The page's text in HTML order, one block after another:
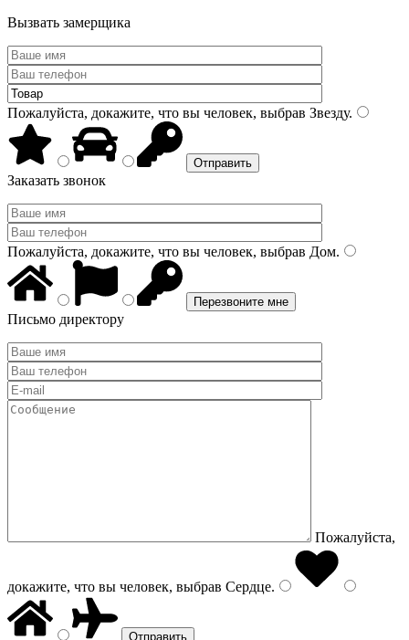
Вызвать замерщика
Пожалуйста, докажите, что вы человек, выбрав Звезду.
Заказать звонок
Пожалуйста, докажите, что вы человек, выбрав Дом.
Письмо директору
Пожалуйста,
докажите, что вы человек, выбрав Сердце.